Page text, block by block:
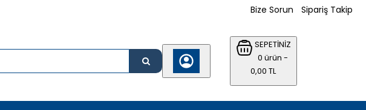
Bize Sorun Sipariş Takip
SEPETİNİZ
0 ürün -
0,00 TL